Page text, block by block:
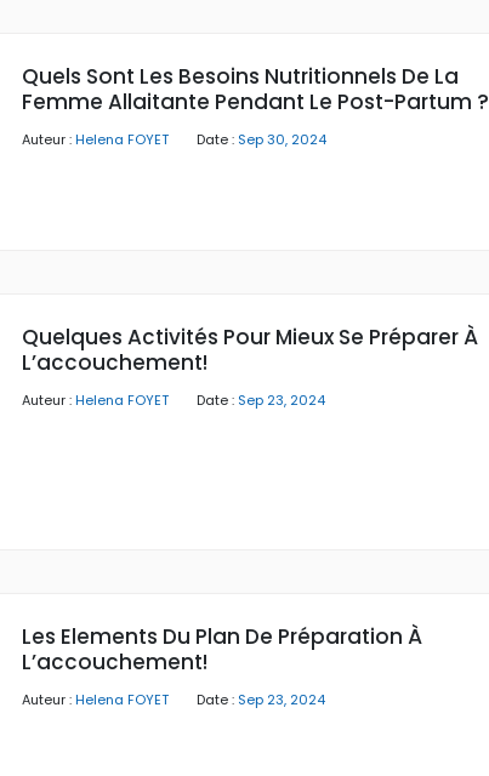
Quels Sont Les Besoins Nutritionnels De La
Femme Allaitante Pendant Le Post-Partum ?
Auteur :Helena FOYET Date : Sep 30, 2024
Quelques Activités Pour Mieux Se Préparer À
L’accouchement!
Auteur :Helena FOYET Date : Sep 23, 2024
Les Elements Du Plan De Préparation À
L’accouchement!
Auteur :Helena FOYET Date : Sep 23, 2024